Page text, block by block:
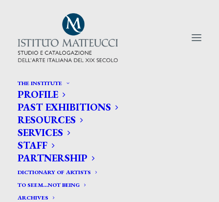
THE INSTITUTE
PROFILE
PAST EXHIBITIONS
RESOURCES
SERVICES
STAFF
PARTNERSHIP
DICTIONARY OF ARTISTS
TO SEEM…NOT BEING
ARCHIVES
CERCA TRA GLI ARTISTI:
Search
for: